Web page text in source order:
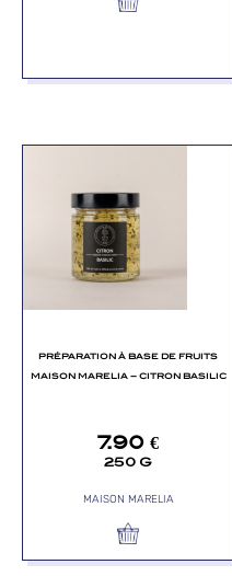
PRÉPARATION À BASE DE FRUITS
MAISON MARELIA – CITRON BASILIC
7.90 €
250 G
MAISON MARELIA